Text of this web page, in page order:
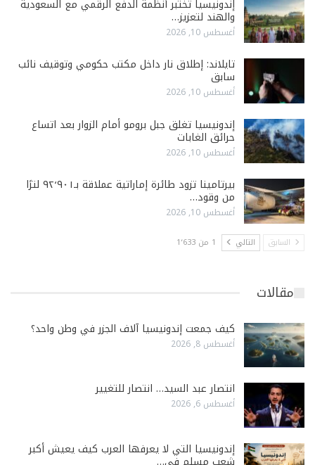
إندونيسيا تختبر أنظمة الدفع الرقمي مع السعودية
والهند لتعزيز…
أغسطس 10, 2026
تايلاند: إطلاق نار داخل مكتب حكومي وتوقيف نائب
سابق
أغسطس 10, 2026
إندونيسيا تغلق جبل برومو أمام الزوار بعد اتساع
حرائق الغابات
أغسطس 10, 2026
بيرتامينا تزود طائرة إماراتية عملاقة بـ٩٢٬٩٠١ لترًا
من وقود…
أغسطس 10, 2026
السابق التالي 1 من 1٬633
مقالات
كيف جمعت إندونيسيا آلاف الجزر في وطن واحد؟
أغسطس 8, 2026
انتصار عبد السيد… انتصار للتغيير
أغسطس 6, 2026
إندونيسيا التي لا يعرفها العرب كيف يعيش أكبر